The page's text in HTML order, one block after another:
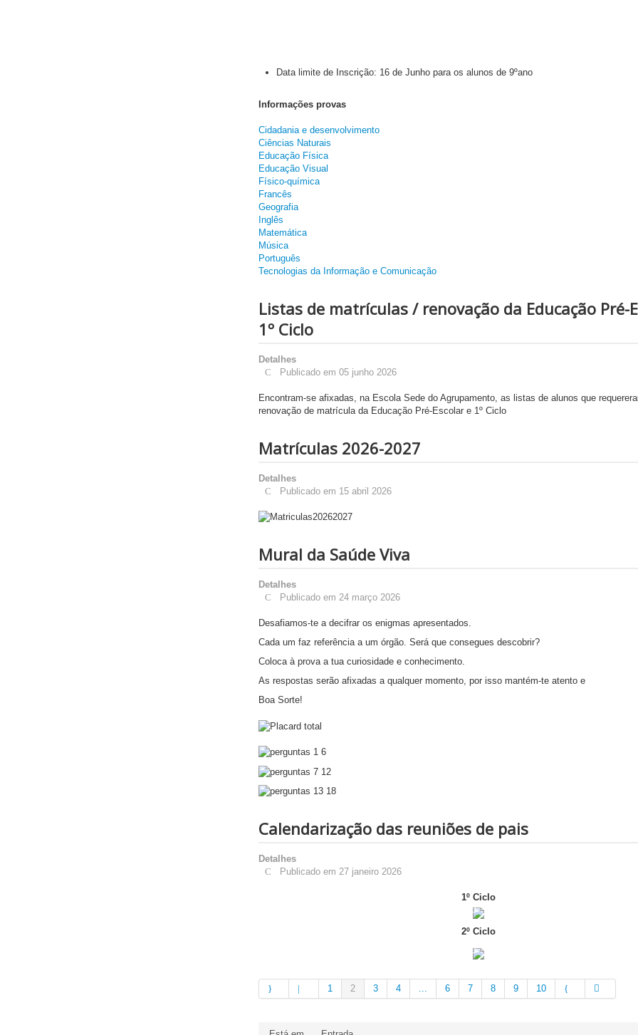
Data limite de Inscrição: 16 de Junho para os alunos de 9ºano
Informações provas
Cidadania e desenvolvimento
Ciências Naturais
Educação Física
Educação Visual
Físico-química
Francês
Geografia
Inglês
Matemática
Música
Português
Tecnologias da Informação e Comunicação
Listas de matrículas / renovação da Educação Pré-
1º Ciclo
Detalhes
Publicado em 05 junho 2026
Encontram-se afixadas, na Escola Sede do Agrupamento, as listas de alunos que
renovação de matrícula da Educação Pré-Escolar e 1º Ciclo
Matrículas 2026-2027
Detalhes
Publicado em 15 abril 2026
Mural da Saúde Viva
Detalhes
Publicado em 24 março 2026
Desafiamos-te a decifrar os enigmas apresentados.
Cada um faz referência a um órgão. Será que consegues descobrir?
Coloca à prova a tua curiosidade e conhecimento.
As respostas serão afixadas a qualquer momento, por isso mantém-te atento e
Boa Sorte!
Calendarização das reuniões de pais
Detalhes
Publicado em 27 janeiro 2026
1º Ciclo
2º Ciclo
1 2 3 4 ... 6 7 8 9 10